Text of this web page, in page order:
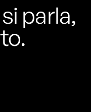
parla,